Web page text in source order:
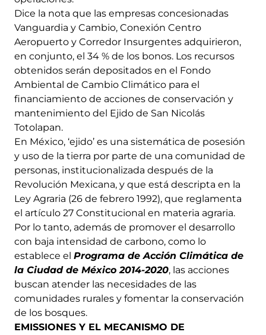
Dice la nota que las empresas concesionadas
Vanguardia y Cambio, Conexión Centro
Aeropuerto y Corredor Insurgentes adquirieron,
en conjunto, el 34 % de los bonos. Los recursos
obtenidos serán depositados en el Fondo
Ambiental de Cambio Climático para el
financiamiento de acciones de conservación y
mantenimiento del Ejido de San Nicolás
Totolapan.
En México, ‘ejido’ es una sistemática de posesión
y uso de la tierra por parte de una comunidad de
personas, institucionalizada después de la
Revolución Mexicana, y que está descripta en la
Ley Agraria (26 de febrero 1992), que reglamenta
el artículo 27 Constitucional en materia agraria.
Por lo tanto, además de promover el desarrollo
con baja intensidad de carbono, como lo
establece el Programa de Acción Climática de
la Ciudad de México 2014-2020, las acciones
buscan atender las necesidades de las
comunidades rurales y fomentar la conservación
de los bosques.
EMISSIONES Y EL MECANISMO DE